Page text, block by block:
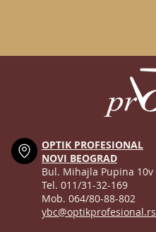
OPTIK PROFESIONAL
NOVI BEOGRAD
Bul. Mihajla Pupina 10v
Tel. 011/31-32-169
Mob. 064/80-88-802
ybc@optikprofesional.rs